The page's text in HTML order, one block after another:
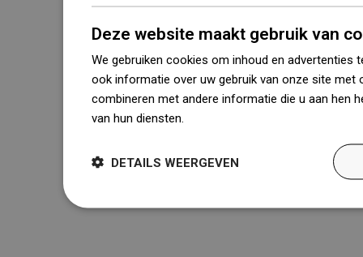
Deze website maakt gebruik van
We gebruiken cookies om inhoud en advertenties
ook informatie over uw gebruik van onze site met
combineren met andere informatie die u aan hen
van hun diensten.
DETAILS WEERGEVEN